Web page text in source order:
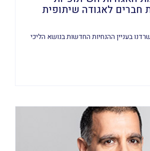
חברים לאגודה שיתופית
בעניין ההנחיות החדשות בנושא הליכי